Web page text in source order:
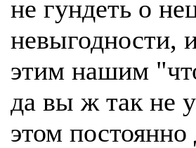
не гундеть о
невыгодности,
этим нашим
да вы ж так не
этом постоянно